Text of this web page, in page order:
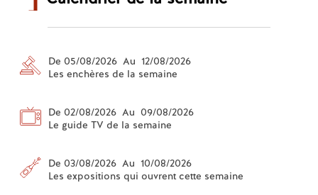
De 05/08/2026 Au 12/08/2026
Les enchères de la semaine
De 02/08/2026 Au 09/08/2026
Le guide TV de la semaine
De 03/08/2026 Au 10/08/2026
Les expositions qui ouvrent cette semaine